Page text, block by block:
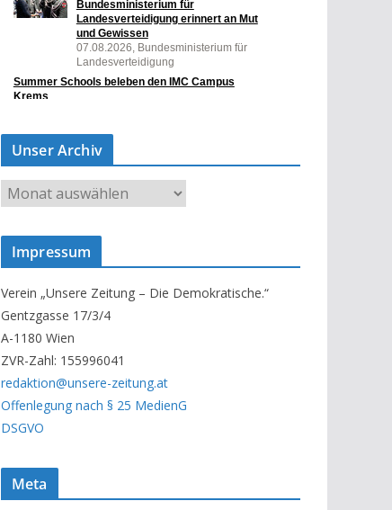
Unser Archiv
U
n
s
A
r
c
h
i
v
Impressum
Verein „Unsere Zeitung – Die Demokratische.“
Gentzgasse 17/3/4
A-1180 Wien
ZVR-Zahl: 155996041
redaktion@unsere-zeitung.at
Offenlegung nach § 25 MedienG
DSGVO
Meta